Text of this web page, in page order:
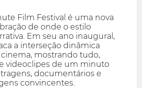
Film Festival é uma nova
de onde o estilo
Em seu ano inaugural,
a interseção dinâmica
mostrando tudo,
videoclipes de um minuto
documentários e
convincentes.